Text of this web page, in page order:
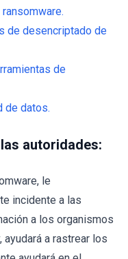
de desencriptado de
de
de datos.
autoridades:
le
incidente a las
a los organismos
a rastrear los